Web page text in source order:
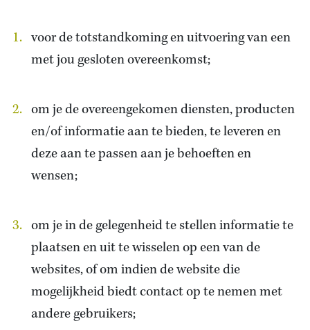
voor de totstandkoming en uitvoering van een
met jou gesloten overeenkomst;
om je de overeengekomen diensten, producten
en/of informatie aan te bieden, te leveren en
deze aan te passen aan je behoeften en
wensen;
om je in de gelegenheid te stellen informatie te
plaatsen en uit te wisselen op een van de
websites, of om indien de website die
mogelijkheid biedt contact op te nemen met
andere gebruikers;